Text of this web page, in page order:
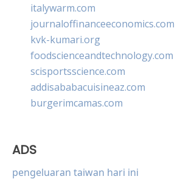
italywarm.com
journaloffinanceeconomics.com
kvk-kumari.org
foodscienceandtechnology.com
scisportsscience.com
addisababacuisineaz.com
burgerimcamas.com
ADS
pengeluaran taiwan hari ini